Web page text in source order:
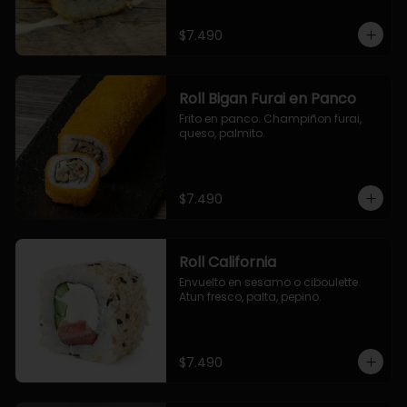
$7.490
Roll Bigan Furai en Panco
Frito en panco. Champiñon furai,
queso, palmito.
$7.490
Roll California
Envuelto en sesamo o ciboulette.
Atun fresco, palta, pepino.
$7.490